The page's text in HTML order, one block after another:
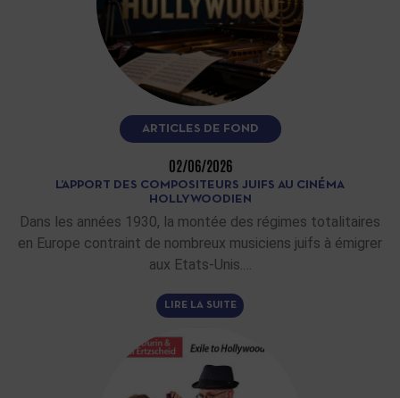
ARTICLES DE FOND
02/06/2026
L’APPORT DES COMPOSITEURS JUIFS AU CINÉMA
HOLLYWOODIEN
Dans les années 1930, la montée des régimes totalitaires
en Europe contraint de nombreux musiciens juifs à émigrer
aux Etats-Unis.…
LIRE LA SUITE